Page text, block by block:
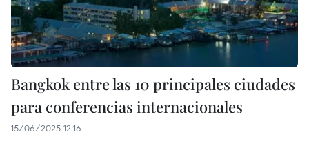
Bangkok entre las 10 principales ciudades
para conferencias internacionales
15/06/2025 12:16